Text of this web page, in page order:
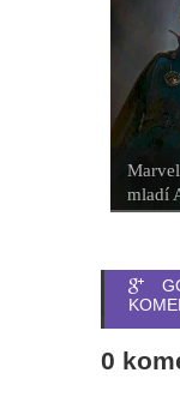
mladí
0